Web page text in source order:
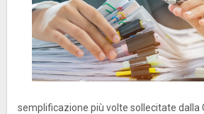
semplificazione più volte sollecitate dalla